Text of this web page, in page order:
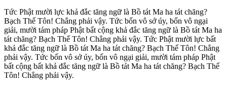
Tức Phật mười lực khả đắc tăng ngữ là Bồ tát Ma ha tát chăng?
Bạch Thế Tôn! Chẳng phải vậy. Tức bốn vô sở úy, bốn vô ngại
giải, mười tám pháp Phật bất cộng khả đắc tăng ngữ là Bồ tát Ma ha
tát chăng? Bạch Thế Tôn! Chẳng phải vậy. Tức Phật mười lực bất
khả đắc tăng ngữ là Bồ tát Ma ha tát chăng? Bạch Thế Tôn! Chẳng
phải vậy. Tức bốn vô sở úy, bốn vô ngại giải, mười tám pháp Phật
bất cộng bất khả đắc tăng ngữ là Bồ tát Ma ha tát chăng? Bạch Thế
Tôn! Chẳng phải vậy.